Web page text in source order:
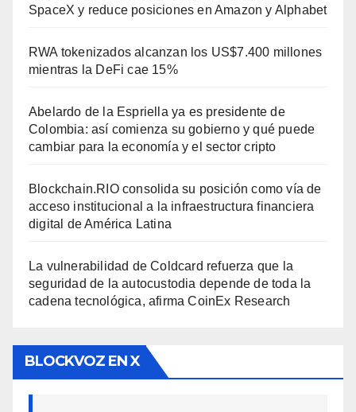
SpaceX y reduce posiciones en Amazon y Alphabet
RWA tokenizados alcanzan los US$7.400 millones
mientras la DeFi cae 15%
Abelardo de la Espriella ya es presidente de
Colombia: así comienza su gobierno y qué puede
cambiar para la economía y el sector cripto
Blockchain.RIO consolida su posición como vía de
acceso institucional a la infraestructura financiera
digital de América Latina
La vulnerabilidad de Coldcard refuerza que la
seguridad de la autocustodia depende de toda la
cadena tecnológica, afirma CoinEx Research
BLOCKVOZ EN X